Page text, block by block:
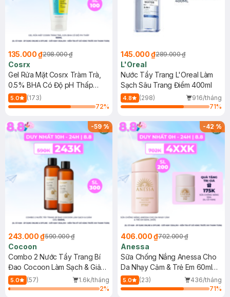
135.000 ₫298.000 ₫
Cosrx
Gel Rửa Mặt Cosrx Tràm Trà,
0.5% BHA Có Độ pH Thấp
150ml
5.0
(173)
72%
145.000 ₫289.000 ₫
L'Oreal
Nước Tẩy Trang L'Oreal Làm
Sạch Sâu Trang Điểm 400ml
4.8 (298)
916/tháng
71%
-59%
243.000 ₫590.000 ₫
Cocoon
Combo 2 Nước Tẩy Trang Bí
Đao Cocoon Làm Sạch & Giảm
Dầu 500ml
5.0 (57)
1.6k/tháng
2%
-42%
406.000 ₫702.000 ₫
Anessa
Sữa Chống Nắng Anessa Cho
Da Nhạy Cảm & Trẻ Em 60ml
(Mới)
5.0 (23)
436/tháng
71%